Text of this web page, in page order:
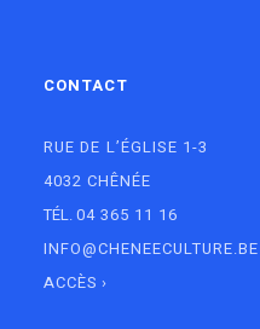
CONTACT
RUE DE L’ÉGLISE 1-3
4032 CHÊNÉE
TÉL.04 365 11 16
INFO@CHENEECULTURE.BE
ACCÈS ›